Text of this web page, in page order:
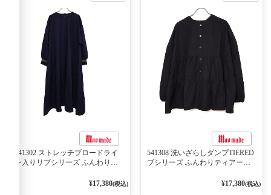
541302 ストレッチブロードライ
ン入りリブシリーズ ふんわりス
¥17,380(税込)
541308 洗いざらしダンプTIERED
ブシリーズ ふんわりティアード
¥17,380(税込)